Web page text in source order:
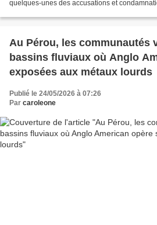
quelques-unes des accusations et
Au Pérou, les communautés
bassins fluviaux où Anglo
exposées aux métaux lourds
Publié le 24/05/2026 à 07:26
Par caroleone